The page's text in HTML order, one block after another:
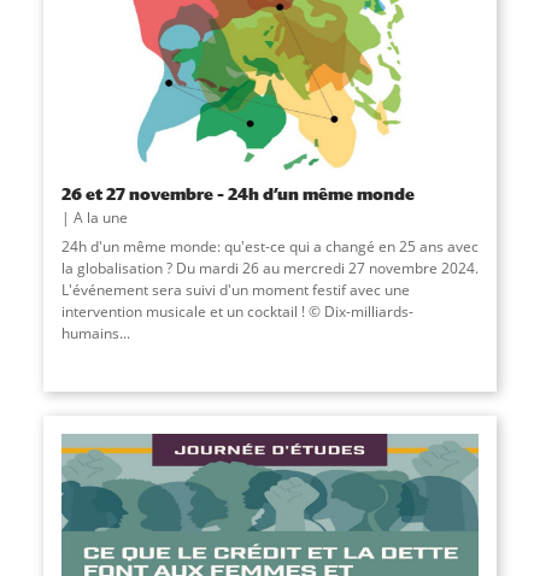
26 et 27 novembre – 24h d’un même monde
A la une
24h d'un même monde: qu'est-ce qui a changé en 25 ans avec
la globalisation ? Du mardi 26 au mercredi 27 novembre 2024.
L'événement sera suivi d'un moment festif avec une
intervention musicale et un cocktail ! © Dix-milliards-
humains...